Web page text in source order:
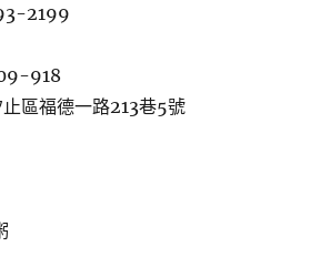
2199
918
區福德一路213巷5號